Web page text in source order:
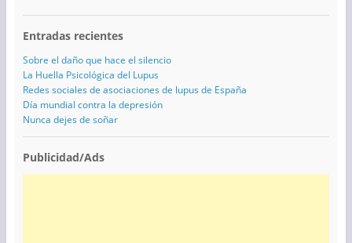
Entradas recientes
Sobre el daño que hace el silencio
La Huella Psicológica del Lupus
Redes sociales de asociaciones de lupus de España
Día mundial contra la depresión
Nunca dejes de soñar
Publicidad/Ads